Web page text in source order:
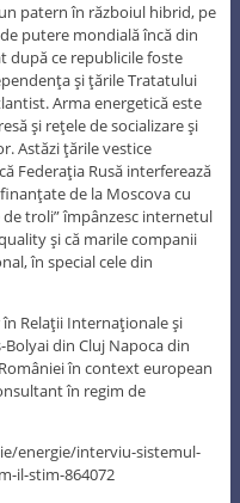
patern în războiul hibrid, pe
putere mondială încă din
după ce republicile foste
şi ţările Tratatului
Arma energetică este
şi reţele de socializare şi
Astăzi ţările vestice
Federaţia Rusă interferează
de la Moscova cu
de troli” împânzesc internetul
şi că marile companii
în special cele din
Relaţii Internaţionale şi
din Cluj Napoca din
în context european
în regim de
energie/interviu-sistemul-
il-stim-864072